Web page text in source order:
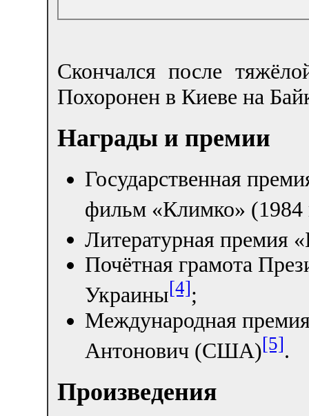
Скончался после
Похоронен в Киеве на
Награды и премии
Государственная
фильм «Климко» (1984
Литературная премия
Почётная грамота
Украины[4];
Международная
Антонович (США)[5].
Произведения